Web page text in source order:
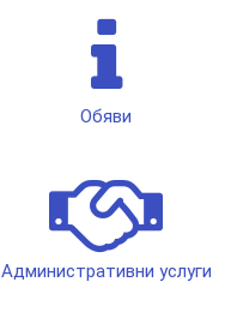
Обяви
Административни услуги